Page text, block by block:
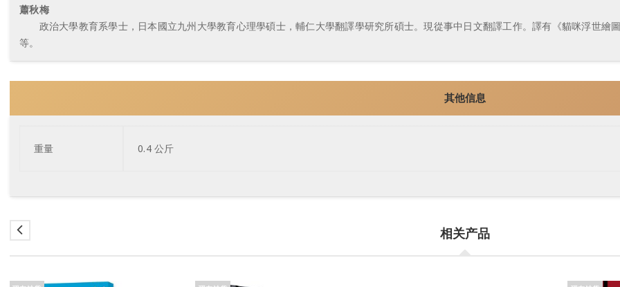
蕭秋梅
政治大學教育系學士，日本國立九州大學教育心理學碩士，輔仁大學翻譯學研究所碩士。現從事中日文翻譯工作。譯有《貓咪浮世繪
等。
其他信息
重量 0.4 公斤
相关产品